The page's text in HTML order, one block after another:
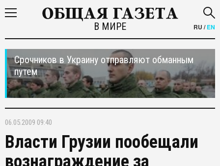
В МИРЕ RU /EN
Срочников в Украину отправляют обманным
путем
06.05.2009 09:40
Власти Грузии пообещали
вознаграждение за